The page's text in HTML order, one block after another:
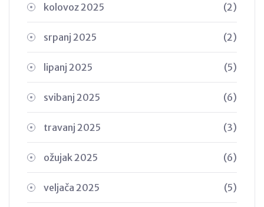
kolovoz 2025 (2)
srpanj 2025 (2)
lipanj 2025 (5)
svibanj 2025 (6)
travanj 2025 (3)
ožujak 2025 (6)
veljača 2025 (5)